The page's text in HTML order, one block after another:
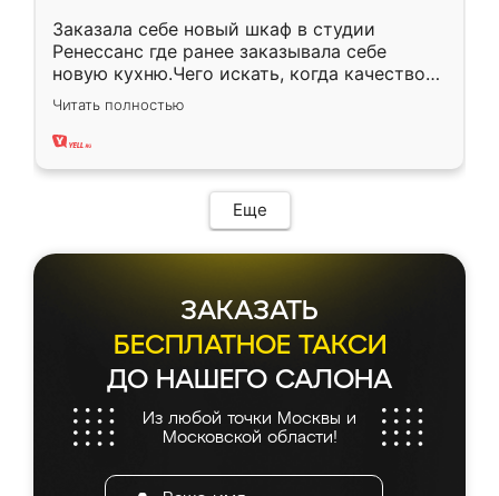
Заказала себе новый шкаф в студии
Ренессанс где ранее заказывала себе
новую кухню.Чего искать, когда качеством
вполне довольна. Служит кухня уже почти
два года, нареканий нет.
Читать полностью
Еще
ЗАКАЗАТЬ
БЕСПЛАТНОЕ ТАКСИ
ДО НАШЕГО САЛОНА
Из любой точки Москвы и
Московской области!